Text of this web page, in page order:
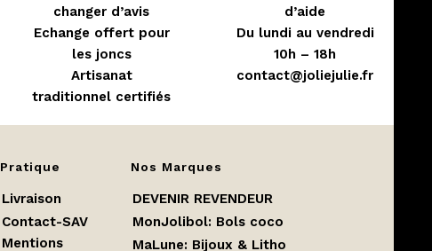
changer d’avis
Echange offert pour
les joncs
Artisanat
traditionnel certifiés
d’aide
Du lundi au vendredi
10h – 18h
contact@joliejulie.fr
Pratique
Livraison
Contact-SAV
Mentions
Nos Marques
DEVENIR REVENDEUR
MonJolibol: Bols coco
MaLune: Bijoux & Litho